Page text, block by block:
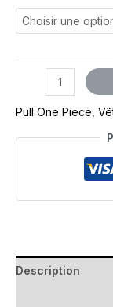
Pull One Piece
Description